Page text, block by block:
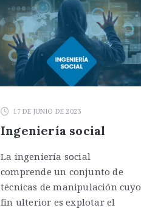
17 DE JUNIO DE 2023
Ingeniería social
La ingeniería social
comprende un conjunto de
técnicas de manipulación cuyo
fin ulterior es explotar el